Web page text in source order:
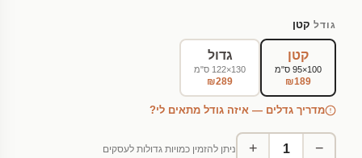
גודל קטן
קטן
100×95 ס"מ
₪189
גדול
130×122 ס"מ
₪289
מדריך גדלים — איזה גודל מתאים לי?
−
+ ניתן להזמין כמויות גדולות לעסקים